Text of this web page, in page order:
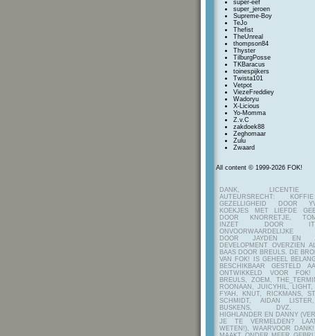
super-eef
super_jeroen
Supreme-Boy
TeJo
Thefist
TheUnreal
thompson84
Thyster
TilburgPosse
TKBaracus
toinespijkers
Twista101
Vetpot
ViezeFreddiey
Wadoryu
X-Licious
Yo-Momma
Z.v.C
zakdoek88
Zeghomaar
Zulu
Zwaard
All content © 1999-2026 FOK!
DANK,
AUTEURSRECHT:
GEZELLIGHEID DOOR
KOEKJES MET LIEFDE
DOOR KNORRETJE,
INZET DOOR
ONVOORWAARDELIJKE
DOOR JAYDEN EN
DEVELOPMENT OVERZIEN
BAAS DOOR BREULS. DE
VAN FOK! IS GEHEEL
BESCHIKBAAR GESTELD
ONTWIKKELD VOOR FOK!
BREULS, ZOEM,
ROONAAN, JUICYHIL, LIGHT,
FYAH, KNUT, RICKMANS,
SCHMIDT, AIDAN
BUSKENS, DVZ,
HIGHLANDER EN DANNY
JE TE VERMELDEN?
WETEN!), WAARVOOR